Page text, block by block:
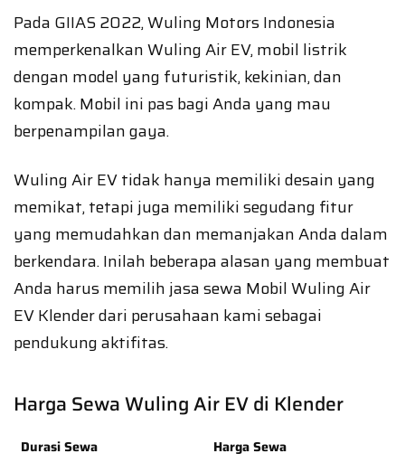
Pada GIIAS 2022, Wuling Motors Indonesia
memperkenalkan Wuling Air EV, mobil listrik
dengan model yang futuristik, kekinian, dan
kompak. Mobil ini pas bagi Anda yang mau
berpenampilan gaya.
Wuling Air EV tidak hanya memiliki desain yang
memikat, tetapi juga memiliki segudang fitur
yang memudahkan dan memanjakan Anda dalam
berkendara. Inilah beberapa alasan yang membuat
Anda harus memilih jasa sewa Mobil Wuling Air
EV Klender dari perusahaan kami sebagai
pendukung aktifitas.
Harga Sewa Wuling Air EV di Klender
Durasi Sewa
Harga Sewa